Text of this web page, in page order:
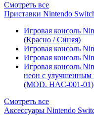
Смотреть все
Приставки Nintendo
Игровая консоль
(Красно / Синяя)
Игровая консоль
Игровая консоль
Игровая консоль
неон с улучшенным
(MOD. HAC-001-01)
Смотреть все
Аксессуары Nintendo